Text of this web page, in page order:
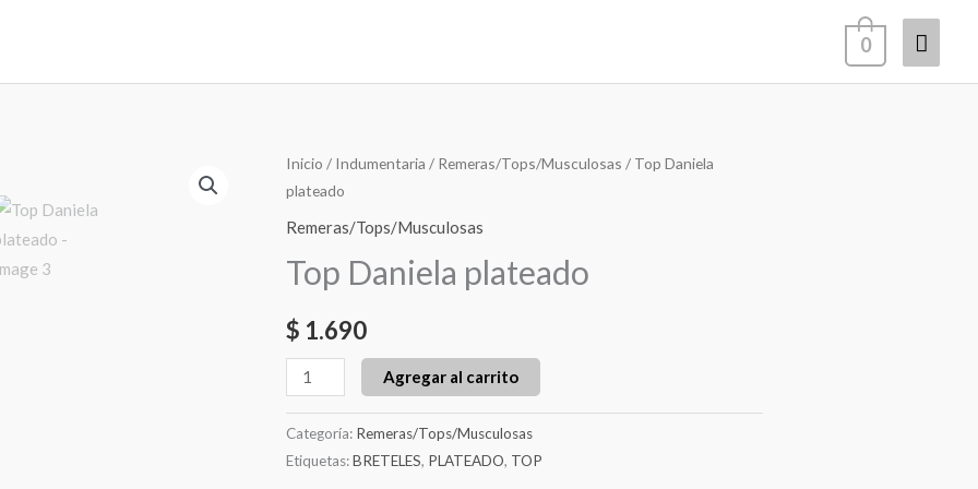
Menú
0
Inicio / Indumentaria / Remeras/Tops/Musculosas / Top Daniela
plateado
Remeras/Tops/Musculosas
Top Daniela plateado
$ 1.690
Top
Daniela
plateado
Agregar al carrito
Categoría: Remeras/Tops/Musculosas
Etiquetas:BRETELES, PLATEADO, TOP